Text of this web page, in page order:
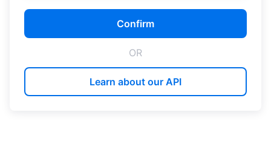
Confirm
OR
Learn about our API